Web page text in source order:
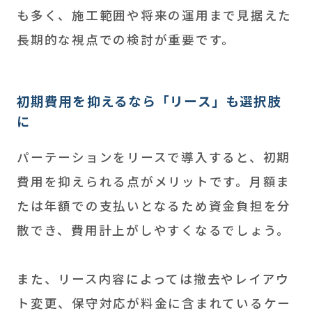
も多く、施工範囲や将来の運用まで見据えた
長期的な視点での検討が重要です。
初期費用を抑えるなら「リース」も選択肢
に
パーテーションをリースで導入すると、初期
費用を抑えられる点がメリットです。月額ま
たは年額での支払いとなるため資金負担を分
散でき、費用計上がしやすくなるでしょう。
また、リース内容によっては撤去やレイアウ
ト変更、保守対応が料金に含まれているケー